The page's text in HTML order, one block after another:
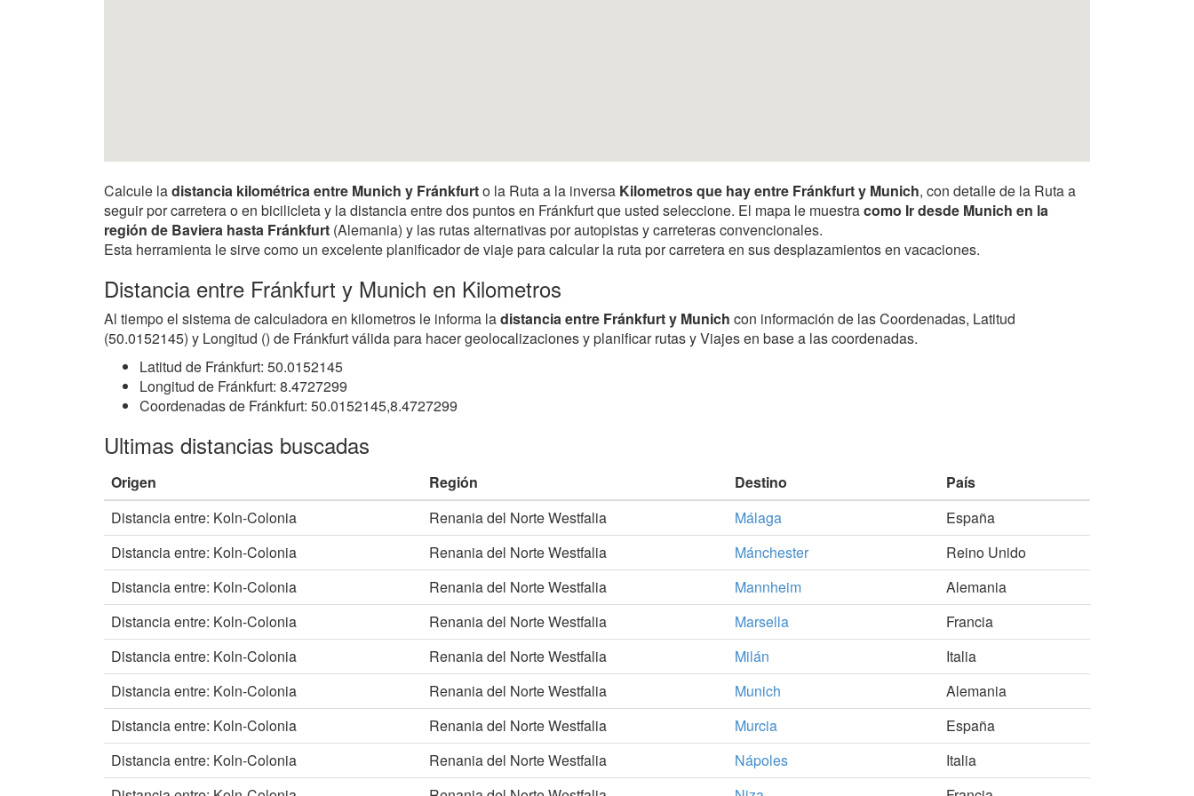
Calcule ladistancia kilométrica entre Munich y Fránkfurto la Ruta a la inversa Kilometros que hay entre Fránkfurt y Munich, con detalle de la Ruta a
seguir por carretera o en bicilicleta y la distancia entre dos puntos en Fránkfurt que usted seleccione. El mapa le muestracomo Ir desde Munich en la
región de Baviera hasta Fránkfurt (Alemania) y las rutas alternativas por autopistas y carreteras convencionales.
Esta herramienta le sirve como un excelente planificador de viaje para calcular la ruta por carretera en sus desplazamientos en vacaciones.
Distancia entre Fránkfurt y Munich en Kilometros
Al tiempo el sistema de calculadora en kilometros le informa ladistancia entre Fránkfurt y Munich con información de las Coordenadas, Latitud
(50.0152145) y Longitud () de Fránkfurt válida para hacer geolocalizaciones y planificar rutas y Viajes en base a las coordenadas.
Latitud de Fránkfurt: 50.0152145
Longitud de Fránkfurt: 8.4727299
Coordenadas de Fránkfurt: 50.0152145,8.4727299
Ultimas distancias buscadas
Origen Región Destino
País
Distancia entre: Koln-Colonia
Renania del Norte Westfalia Málaga
España
Distancia entre: Koln-Colonia
Renania del Norte Westfalia Mánchester
Reino Unido
Distancia entre: Koln-Colonia
Renania del Norte Westfalia Mannheim
Alemania
Distancia entre: Koln-Colonia
Renania del Norte Westfalia Marsella
Francia
Distancia entre: Koln-Colonia
Renania del Norte Westfalia Milán
Italia
Distancia entre: Koln-Colonia
Renania del Norte Westfalia Munich
Alemania
Distancia entre: Koln-Colonia
Renania del Norte Westfalia Murcia
España
Distancia entre: Koln-Colonia
Renania del Norte Westfalia Nápoles
Italia